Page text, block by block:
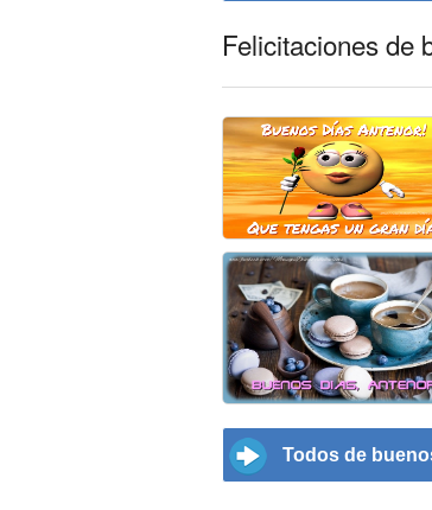
Felicitaciones de
Todos de